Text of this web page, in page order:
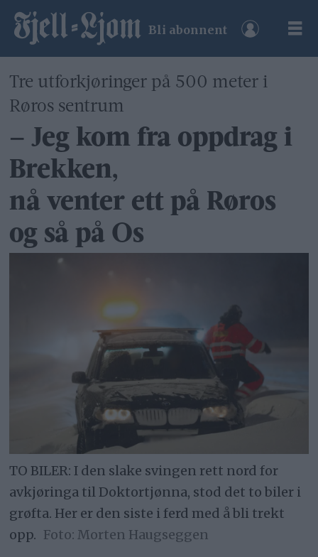
Bli abonnent
Tre utforkjøringer på 500 meter i
Røros sentrum
– Jeg kom fra oppdrag i
Brekken,
nå venter ett på Røros
og så på Os
TO BILER: I den slake svingen rett nord for
avkjøringa til Doktortjønna, stod det to biler i
grøfta. Her er den siste i ferd med å bli trekt
opp.
Morten Haugseggen